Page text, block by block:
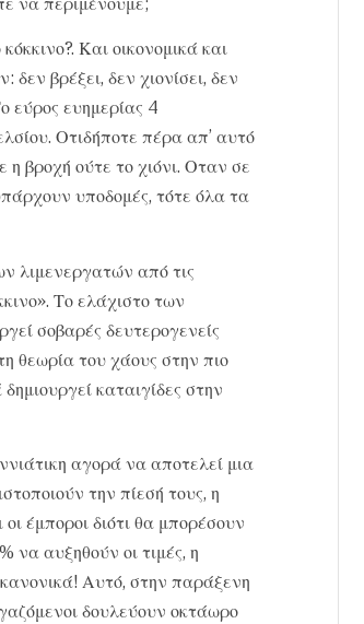
Και οικονομικά και
βρέξει, δεν χιονίσει, δεν
εύρος ευημερίας 4
Οτιδήποτε πέρα απ’ αυτό
η βροχή ούτε το χιόνι. Οταν σε
υποδομές, τότε όλα τα
λιμενεργατών από τις
Το ελάχιστο των
σοβαρές δευτερογενείς
θεωρία του χάους στην πιο
καταιγίδες στην
αγορά να αποτελεί μια
την πίεσή τους, η
έμποροι διότι θα μπορέσουν
αυξηθούν οι τιμές, η
κανονικά! Αυτό, στην παράξενη
δουλεύουν οκτάωρο